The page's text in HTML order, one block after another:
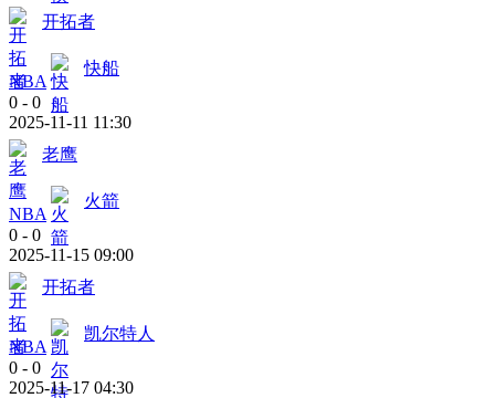
开拓者
NBA
快船
0 - 0
2025-11-11 11:30
老鹰
NBA
火箭
0 - 0
2025-11-15 09:00
开拓者
NBA
凯尔特人
0 - 0
2025-11-17 04:30